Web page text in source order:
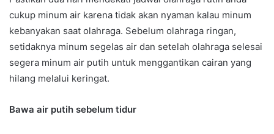
cukup minum air karena tidak akan nyaman kalau minum
kebanyakan saat olahraga. Sebelum olahraga ringan,
setidaknya minum segelas air dan setelah olahraga selesai
segera minum air putih untuk menggantikan cairan yang
hilang melalui keringat.
Bawa air putih sebelum tidur